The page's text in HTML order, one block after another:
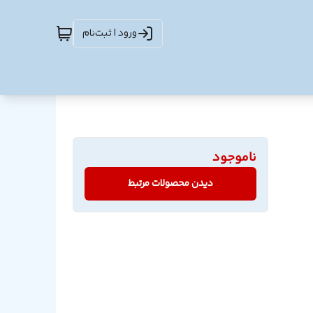
ورود | ثبت‌نام
ناموجود
دیدن محصولات مرتبط